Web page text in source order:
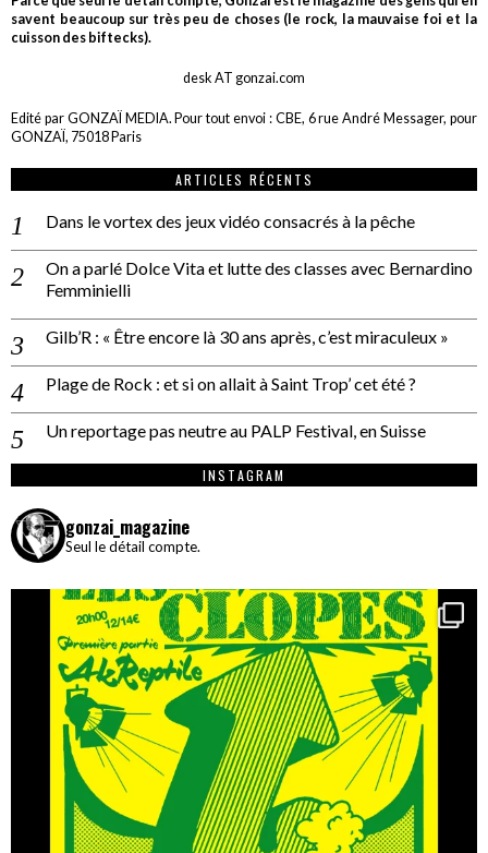
savent beaucoup sur très peu de choses (le rock, la mauvaise foi et la
cuisson des biftecks).
desk AT gonzai.com
Edité par GONZAÏ MEDIA. Pour tout envoi : CBE, 6 rue André Messager, pour
GONZAÏ, 75018 Paris
ARTICLES RÉCENTS
Dans le vortex des jeux vidéo consacrés à la pêche
On a parlé Dolce Vita et lutte des classes avec Bernardino
Femminielli
Gilb’R : « Être encore là 30 ans après, c’est miraculeux »
Plage de Rock : et si on allait à Saint Trop’ cet été ?
Un reportage pas neutre au PALP Festival, en Suisse
INSTAGRAM
gonzai_magazine
Seul le détail compte.